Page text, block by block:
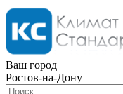
Ваш город
Ростов-на-Дону